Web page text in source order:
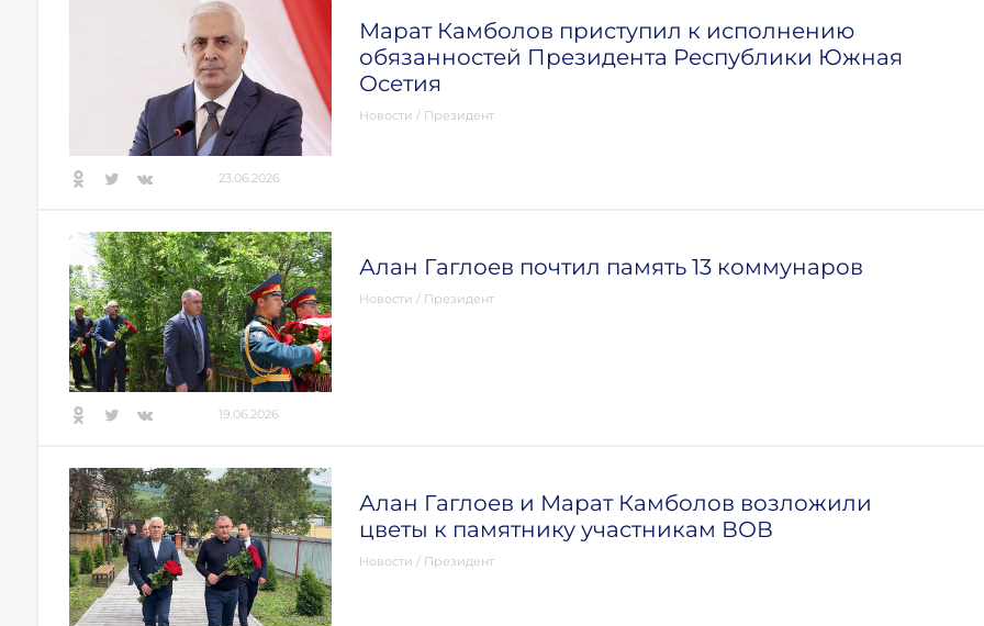
Марат Камболов приступил к исполнению
обязанностей Президента Республики Южная
Осетия
Новости / Президент
23.06.2026
Алан Гаглоев почтил память 13 коммунаров
Новости / Президент
19.06.2026
Алан Гаглоев и Марат Камболов возложили
цветы к памятнику участникам ВОВ
Новости / Президент